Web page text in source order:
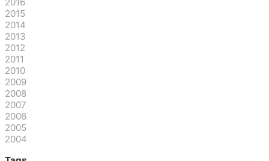
2015
2014
2013
2012
2011
2010
2009
2008
2007
2006
2005
2004